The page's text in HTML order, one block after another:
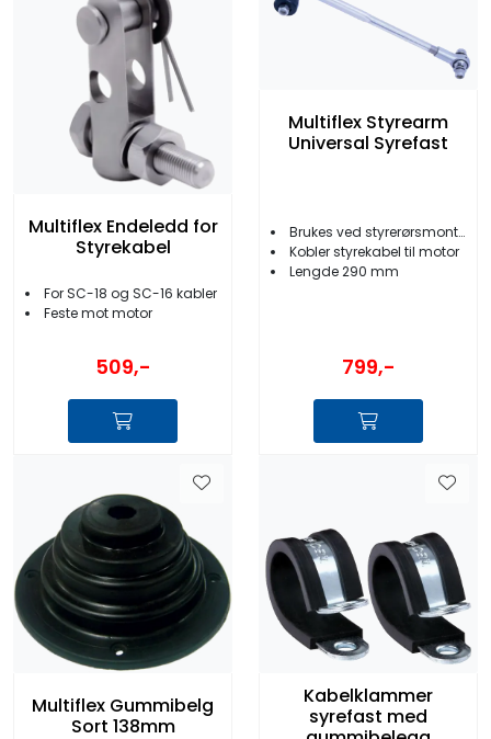
Multiflex Endeledd for
Styrekabel
For SC-18 og SC-16 kabler
Feste mot motor
509,-
Multiflex Styrearm
Universal Syrefast
Brukes ved styrerørsmontering
Kobler styrekabel til motor
Lengde 290 mm
799,-
Multiflex Gummibelg
Sort 138mm
Kabelklammer
syrefast med